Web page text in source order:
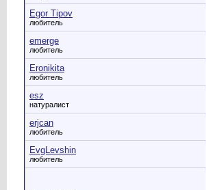
Egor Tipov
любитель
emerge
любитель
Eronikita
любитель
esz
натуралист
erjcan
любитель
EvgLevshin
любитель